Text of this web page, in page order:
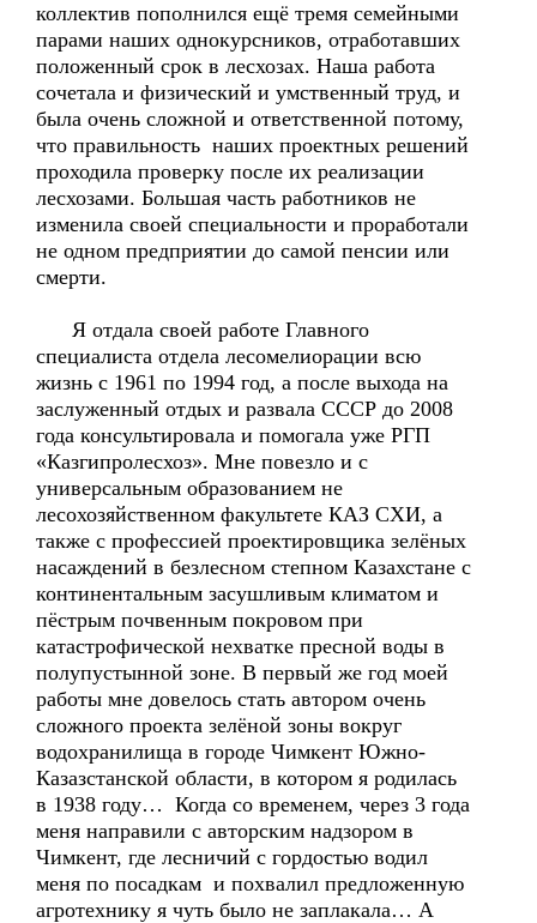
коллектив пополнился ещё тремя семейными
парами наших однокурсников, отработавших
положенный срок в лесхозах. Наша работа
сочетала и физический и умственный труд, и
была очень сложной и ответственной потому,
что правильность наших проектных решений
проходила проверку после их реализации
лесхозами. Большая часть работников не
изменила своей специальности и проработали
не одном предприятии до самой пенсии или
смерти.
Я отдала своей работе Главного
специалиста отдела лесомелиорации всю
жизнь с 1961 по 1994 год, а после выхода на
заслуженный отдых и развала СССР до 2008
года консультировала и помогала уже РГП
«Казгипролесхоз». Мне повезло и с
универсальным образованием не
лесохозяйственном факультете КАЗ СХИ, а
также с профессией проектировщика зелёных
насаждений в безлесном степном Казахстане с
континентальным засушливым климатом и
пёстрым почвенным покровом при
катастрофической нехватке пресной воды в
полупустынной зоне. В первый же год моей
работы мне довелось стать автором очень
сложного проекта зелёной зоны вокруг
водохранилища в городе Чимкент Южно-
Казазстанской области, в котором я родилась
в 1938 году… Когда со временем, через 3 года
меня направили с авторским надзором в
Чимкент, где лесничий с гордостью водил
меня по посадкам и похвалил предложенную
агротехнику я чуть было не заплакала… А